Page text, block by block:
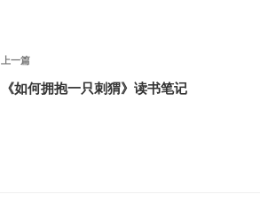
文
章
上
一
上一篇
《如何拥抱一只刺猬》读书笔记